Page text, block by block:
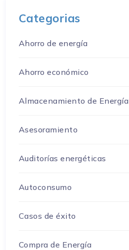
Categorias
Ahorro de energía
Ahorro económico
Almacenamiento de Energía
Asesoramiento
Auditorías energéticas
Autoconsumo
Casos de éxito
Compra de Energía